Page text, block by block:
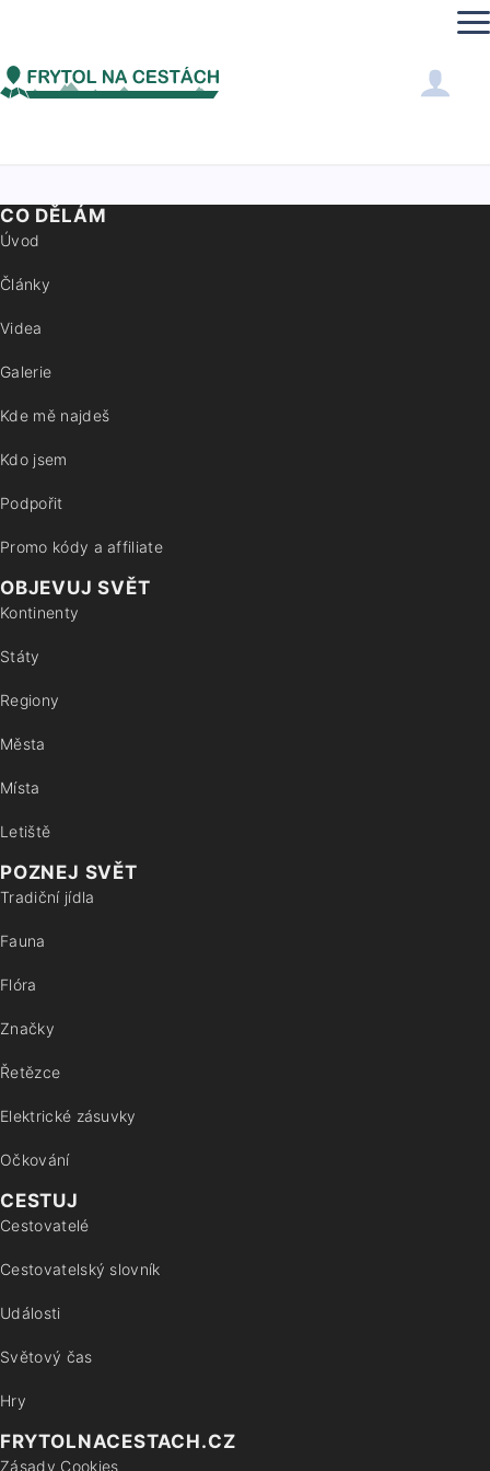
frytolnacestach-test
CO DĚLÁM
Úvod
Články
Videa
Galerie
Kde mě najdeš
Kdo jsem
Podpořit
Promo kódy a affiliate
OBJEVUJ SVĚT
Kontinenty
Státy
Regiony
Města
Místa
Letiště
POZNEJ SVĚT
Tradiční jídla
Fauna
Flóra
Značky
Řetězce
Elektrické zásuvky
Očkování
CESTUJ
Cestovatelé
Cestovatelský slovník
Události
Světový čas
Hry
FRYTOLNACESTACH.CZ
Zásady Cookies